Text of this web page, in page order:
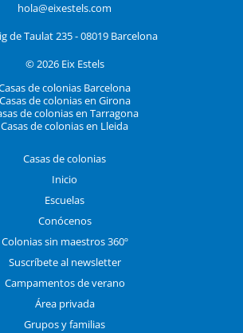
hola@eixestels.com
de Taulat 235 - 08019 Barcelona
© 2026 Eix Estels
de colonias Barcelona
Casas de colonias en Girona
de colonias en Tarragona
Casas de colonias en Lleida
Casas de colonias
Inicio
Escuelas
Conócenos
Colonias sin maestros 360º
Suscríbete al newsletter
Campamentos de verano
Área privada
Grupos y familias